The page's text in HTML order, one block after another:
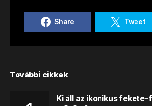
Share Tweet
További cikkek
Ki áll az ikonikus fekete-